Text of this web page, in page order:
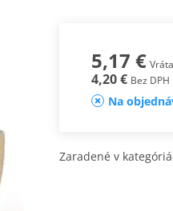
5,17 €
4,20 € Bez DPH
Na
Zaradené v